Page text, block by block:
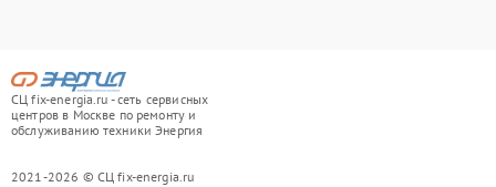
СЦ fix-energia.ru - сеть сервисных
центров в Москве по ремонту и
обслуживанию техники Энергия
2021-2026 © СЦ fix-energia.ru